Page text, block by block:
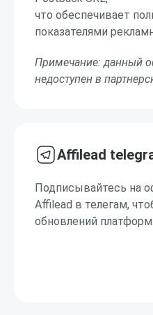
что обеспечивает
показателями
Примечание: данный
недоступен в
Affilead
Подписывайтесь на
Affilead в телегам,
обновлений